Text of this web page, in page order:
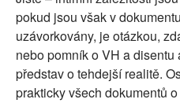
pokud jsou však v
uzávorkovány, je otázkou,
nebo pomník o VH a
představ o tehdejší realitě.
prakticky všech dokumentů